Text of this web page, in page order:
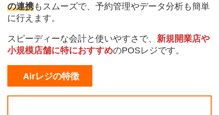
の連携もスムーズで、予約管理やデータ分析も簡単
に行えます。
スピーディーな会計と使いやすさで、 新規開業店や
小規模店舗に特におすすめのPOSレジです。
Airレジの特徴